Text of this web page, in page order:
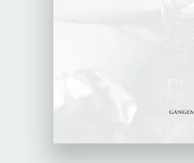
Gangemi Editore